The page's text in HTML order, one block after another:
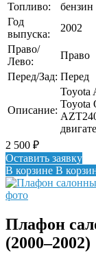
Топливо:
бензин
Год
выпуска:
2002
Право/
Лево:
Право
Перед/Зад: Перед
Описание:
Toyota
Toyota
2 500 ₽
Оставить заявку
В корзине В
фото
Плафон
(2000–2002)